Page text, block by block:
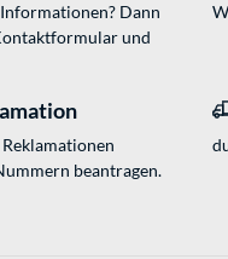
Dann
und
beantragen.